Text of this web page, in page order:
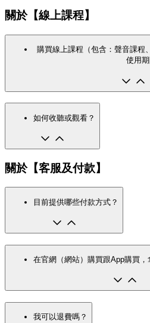
關於【線上課程】
購買線上課程（包含：聲音課程
使用期
如何收聽或觀看？
關於【客服及付款】
目前提供哪些付款方式？
在官網（網站）購買跟App購買
我可以退費嗎？